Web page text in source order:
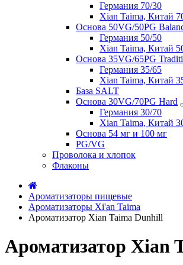
Германия 70/30
Xian Taima, Китай
Основа 50VG/50PG
Германия 50/50
Xian Taima, Китай
Основа 35VG/65PG
Германия 35/65
Xian Taima, Китай
База SALT
Основа 30VG/70PG Hard
Германия 30/70
Xian Taima, Китай
Основа 54 мг и 100 мг
PG/VG
Проволока и хлопок
Флаконы
Ароматизаторы пищевые
Ароматизаторы Xi'an Taima
Ароматизатор Xian Taima Dunhill
Ароматизатор Xian